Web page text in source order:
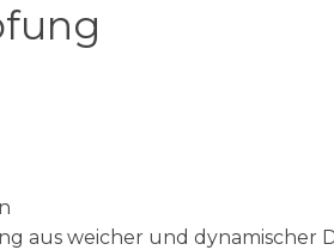
aus weicher und